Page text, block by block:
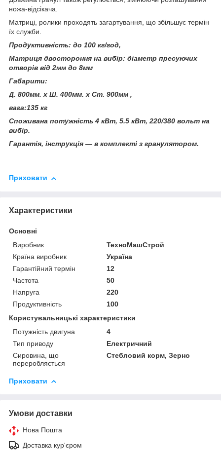
ножа-відсікача.
Матриці, ролики проходять загартування, що збільшує термін
їх служби.
Продуктивність: до 100 кг/год,
Матриця двостороння на вибір: діаметр пресуючих
отворів від 2мм до 8мм
Габарити:
Д. 800мм. х Ш. 400мм. х Ст. 900мм ,
вага:135 кг
Споживана потужність 4 кВт, 5.5 кВт, 220/380 вольт на
вибір.
Гарантія, інструкція ― в комплекті з гранулятором.
Приховати
Характеристики
Основні
Виробник
ТехноМашСтрой
Країна виробник
Україна
Гарантійний термін
12
Частота
50
Напруга
220
Продуктивність
100
Користувальницькі характеристики
Потужність двигуна
4
Тип приводу
Електричний
Сировина, що
переробляється
Стебловий корм, Зерно
Приховати
Умови доставки
Нова Пошта
Доставка кур'єром